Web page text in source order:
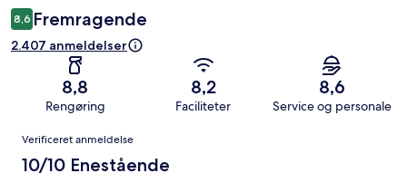
8,6 Fremragende
2.407 anmeldelser
8,8
Rengøring
8,2
Faciliteter
8,6
Service og personale
Anmeldelser
Verificeret anmeldelse
10/10 Enestående